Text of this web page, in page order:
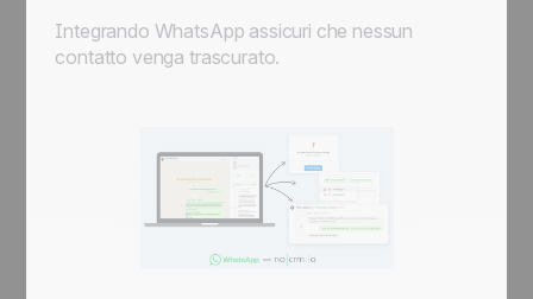
Integrando WhatsApp assicuri che nessun
contatto venga trascurato.